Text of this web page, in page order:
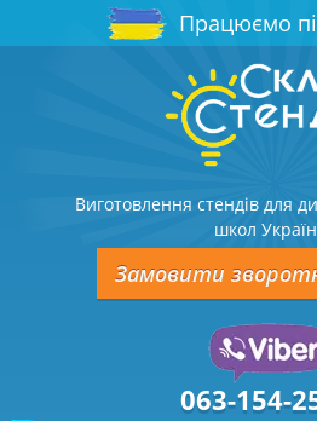
Працюємо
Виготовлення стендів для
школ
Замовити
063-154-